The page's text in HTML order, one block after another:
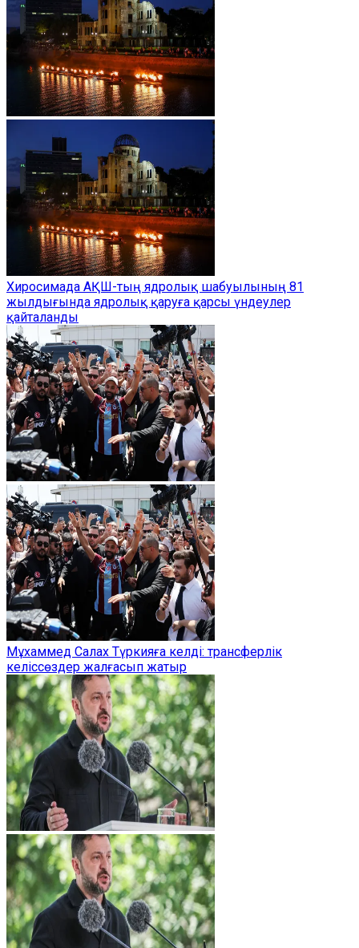
Хиросимада АҚШ-тың ядролық шабуылының 81
жылдығында ядролық қаруға қарсы үндеулер
қайталанды
Мұхаммед Салах Түркияға келді: трансферлік
келіссөздер жалғасып жатыр